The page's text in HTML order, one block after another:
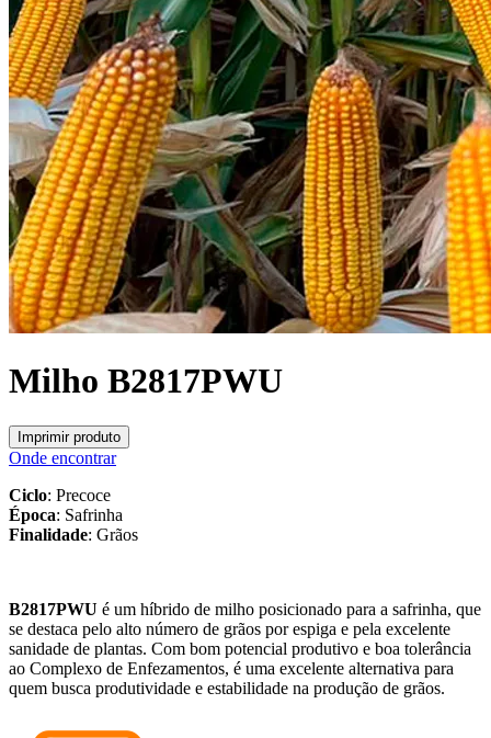
Milho B2817PWU
Imprimir produto
Onde encontrar
Ciclo: Precoce
Época: Safrinha
Finalidade: Grãos
B2817PWU é um híbrido de milho posicionado para a safrinha, que
se destaca pelo alto número de grãos por espiga e pela excelente
sanidade de plantas. Com bom potencial produtivo e boa tolerância
ao Complexo de Enfezamentos, é uma excelente alternativa para
quem busca produtividade e estabilidade na produção de grãos.